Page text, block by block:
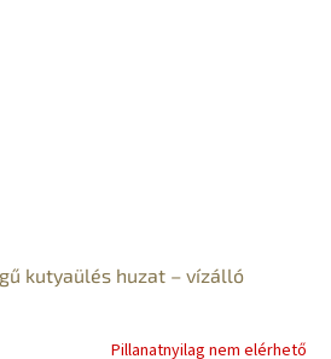
kutyaülés huzat – vízálló
Pillanatnyilag nem elérhető